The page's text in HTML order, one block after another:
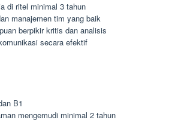
di ritel minimal 3 tahun
manajemen tim yang baik
berpikir kritis dan analisis
secara efektif
B1
mengemudi minimal 2 tahun